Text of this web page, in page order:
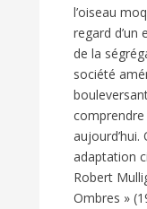
l’oiseau
regard
de la
société
comprendre
adaptation
Robert
Ombres »